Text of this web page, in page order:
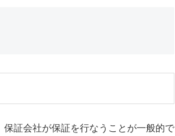
証会社が保証を行なうことが一般的で